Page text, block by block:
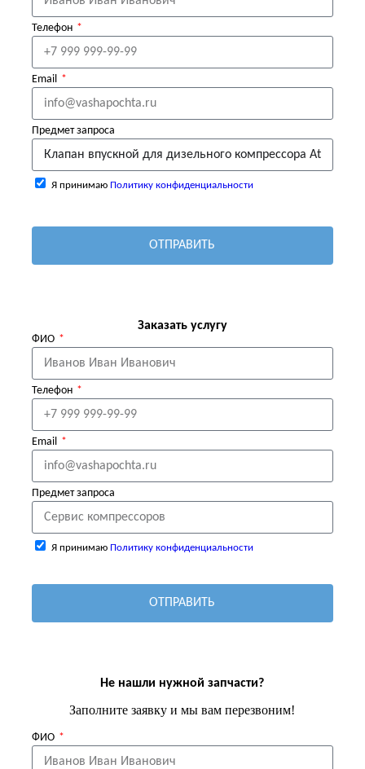
Телефон
Email
Предмет запроса
Я принимаю Политику конфиденциальности
ОТПРАВИТЬ
Заказать услугу
ФИО
Телефон
Email
Предмет запроса
Я принимаю Политику конфиденциальности
ОТПРАВИТЬ
Не нашли нужной запчасти?
Заполните заявку и мы вам перезвоним!
ФИО